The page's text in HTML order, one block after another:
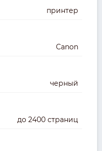
принтер
Canon
черный
до 2400 страниц